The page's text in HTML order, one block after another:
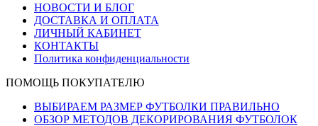
НОВОСТИ И БЛОГ
ДОСТАВКА И ОПЛАТА
ЛИЧНЫЙ КАБИНЕТ
КОНТАКТЫ
Политика конфиденциальности
ПОМОЩЬ ПОКУПАТЕЛЮ
ВЫБИРАЕМ РАЗМЕР ФУТБОЛКИ ПРАВИЛЬНО
ОБЗОР МЕТОДОВ ДЕКОРИРОВАНИЯ ФУТБОЛОК